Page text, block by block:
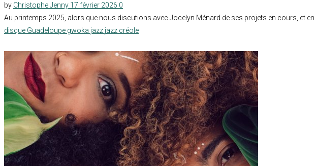
by Christophe Jenny 17 février 2026 0
Au printemps 2025, alors que nous discutions avec Jocelyn Ménard de ses projets en cours, et
disque Guadeloupe gwoka jazz jazz créole